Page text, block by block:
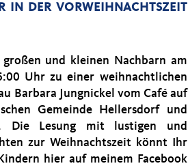
IN DER VORWEIHNACHTSZEIT
und kleinen Nachbarn am
Uhr zu einer weihnachtlichen
Barbara Jungnickel vom Café auf
Gemeinde Hellersdorf und
Die Lesung mit lustigen und
zur Weihnachtszeit könnt Ihr
hier auf meinem Facebook